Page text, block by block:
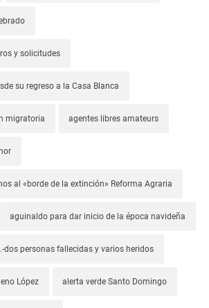
y solicitudes
su regreso a la Casa Blanca
migratoria agentes libres amateurs
al «borde de la extinción» Reforma Agraria
aguinaldo para dar inicio de la época navideña
dos personas fallecidas y varios heridos
López alerta verde Santo Domingo